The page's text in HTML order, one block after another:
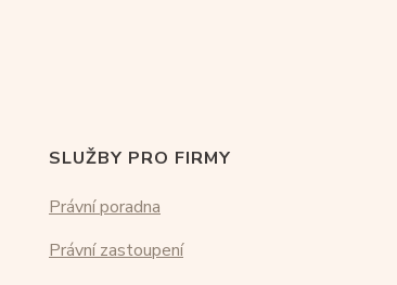
SLUŽBY PRO FIRMY
Právní poradna
Právní zastoupení